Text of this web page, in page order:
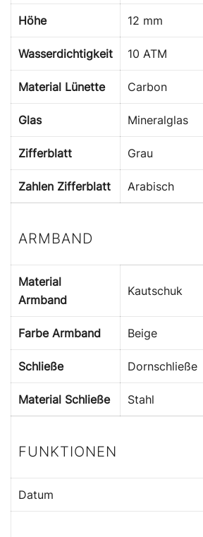
Höhe 12 mm
Wasserdichtigkeit 10 ATM
Material Lünette Carbon
Glas Mineralglas
Zifferblatt Grau
Zahlen Zifferblatt Arabisch
ARMBAND
Material
Armband
Kautschuk
Farbe Armband Beige
Schließe Dornschließe
Material Schließe Stahl
FUNKTIONEN
Datum